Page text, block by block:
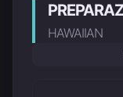
HAWAIIAN